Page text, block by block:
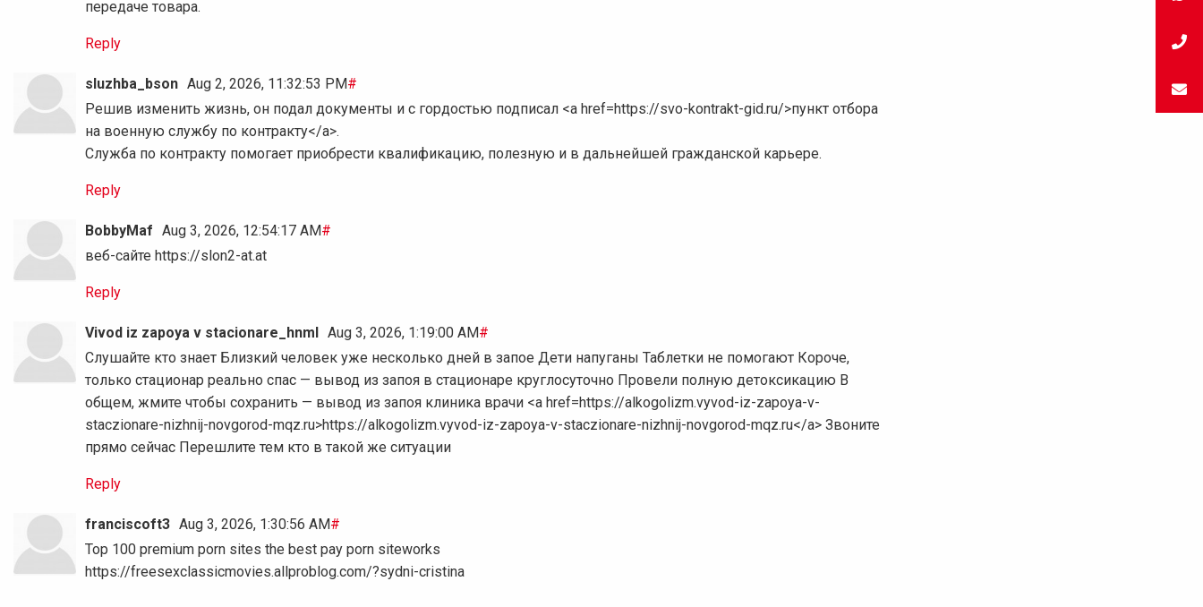
передаче товара.
Reply
sluzhba_bson Aug 2, 2026, 11:32:53 PM#
Решив изменить жизнь, он подал документы и с гордостью подписал <a href=https://svo-kontrakt-gid.ru/>пункт отбора
на военную службу по контракту</a>.
Служба по контракту помогает приобрести квалификацию, полезную и в дальнейшей гражданской карьере.
Reply
BobbyMaf Aug 3, 2026, 12:54:17 AM#
веб-сайте https://slon2-at.at
Reply
Vivod iz zapoya v stacionare_hnml Aug 3, 2026, 1:19:00 AM#
Слушайте кто знает Близкий человек уже несколько дней в запое Дети напуганы Таблетки не помогают Короче,
только стационар реально спас — вывод из запоя в стационаре круглосуточно Провели полную детоксикацию В
общем, жмите чтобы сохранить — вывод из запоя клиника врачи <a href=https://alkogolizm.vyvod-iz-zapoya-v-
staczionare-nizhnij-novgorod-mqz.ru>https://alkogolizm.vyvod-iz-zapoya-v-staczionare-nizhnij-novgorod-mqz.ru</a> Звоните
прямо сейчас Перешлите тем кто в такой же ситуации
Reply
franciscoft3 Aug 3, 2026, 1:30:56 AM#
Top 100 premium porn sites the best pay porn siteworks
https://freesexclassicmovies.allproblog.com/?sydni-cristina